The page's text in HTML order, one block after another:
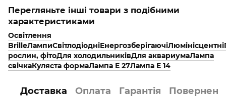
Перегляньте інші товари з подібними
характеристиками
Освітлення
BrilleЛампиСвітлодіодніЕнергозберігаючіЛюмінісцентні
рослин, фітоДля холодильниківДля аквариумаЛампа
свічкаКуляста формаЛампа E 27Лампа E 14
Доставка Оплата Гарантія